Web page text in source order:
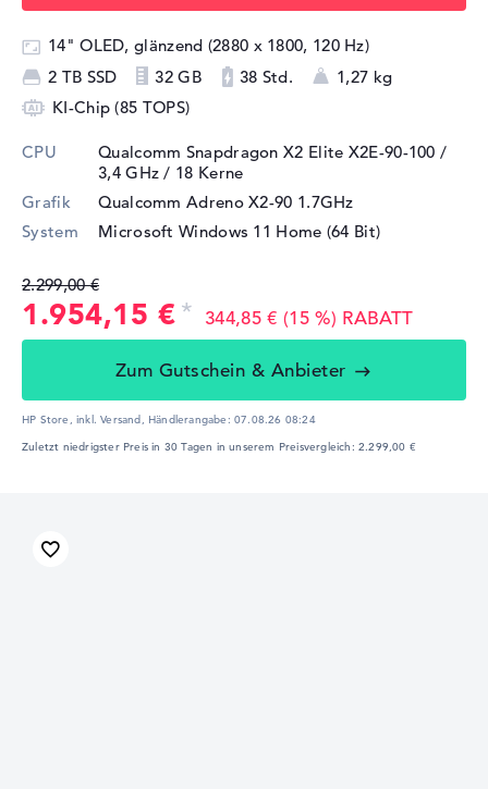
14" OLED, glänzend (2880 x 1800, 120 Hz)
2 TB SSD
32 GB 38 Std.
1,27 kg
KI-Chip (85 TOPS)
CPU
Qualcomm Snapdragon X2 Elite X2E-90-100 /
3,4 GHz / 18 Kerne
Grafik
⁠Qualcomm Adreno X2-90 1.7GHz
System
Microsoft Windows 11 Home (64 Bit)
2.299,00 €
1.954,15 € 344,85 € (15 %) RABATT
Zum Gutschein & Anbieter
HP Store, inkl. Versand, Händlerangabe:07.08.26 08:24
Zuletzt niedrigster Preis in 30 Tagen in unserem Preisvergleich: 2.299,00 €